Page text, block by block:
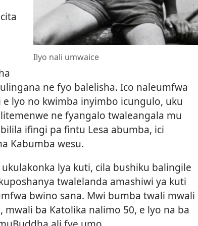
Ilyo nali umwaice
ne fyo balelisha. Ico naleumfwa
lyo no kwimba inyimbo icungulo, uku
ne fyangalo twaleangala mu
ifingi pa fintu Lesa abumba, ici
Kabumba wesu.
lya kuti, cila bushiku balingile
twalelanda amashiwi ya kuti
bwino sana. Mwi bumba twali mwali
ba Katolika nalimo 50, e lyo na ba